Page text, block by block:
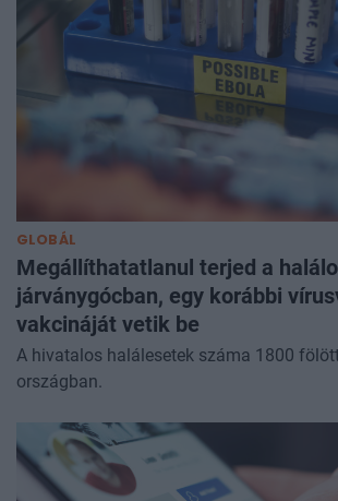
GLOBÁL
Megállíthatatlanul terjed a
járványgócban, egy korábbi
vakcináját vetik be
A hivatalos halálesetek száma 1800
országban.